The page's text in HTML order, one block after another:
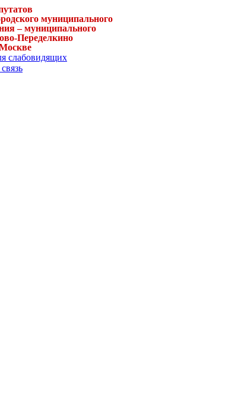
муниципального
– муниципального
Переделкино
слабовидящих